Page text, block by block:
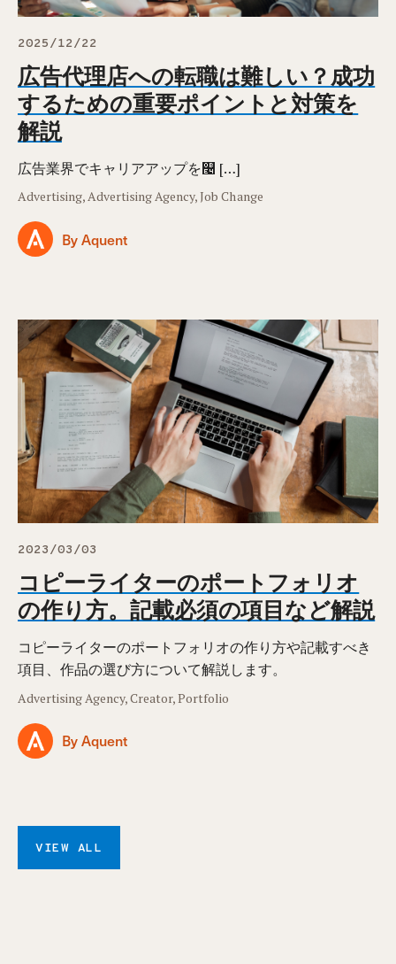
2025/12/22
広告代理店への転職は難しい？成功
するための重要ポイントと対策を
解説
広告業界でキャリアアップを௤ […]
Advertising, Advertising Agency, Job Change
By Aquent
2023/03/03
コピーライターのポートフォリオ
の作り方。記載必須の項目など解説
コピーライターのポートフォリオの作り方や記載すべき
項目、作品の選び方について解説します。
Advertising Agency, Creator, Portfolio
By Aquent
VIEW ALL